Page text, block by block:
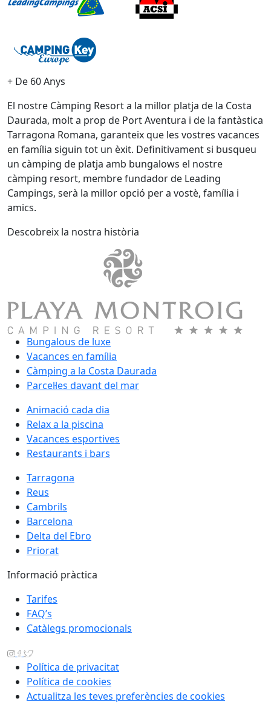
+ De 60 Anys
El nostre Càmping Resort a la millor platja de la Costa
Daurada, molt a prop de Port Aventura i de la fantàstica
Tarragona Romana, garanteix que les vostres vacances
en família siguin tot un èxit. Definitivament si busqueu
un càmping de platja amb bungalows el nostre
càmping resort, membre fundador de Leading
Campings, serà la millor opció per a vostè, família i
amics.
Descobreix la nostra història
Bungalous de luxe
Vacances en família
Càmping a la Costa Daurada
Parcel·les davant del mar
Animació cada dia
Relax a la piscina
Vacances esportives
Restaurants i bars
Tarragona
Reus
Cambrils
Barcelona
Delta del Ebro
Priorat
Informació pràctica
Tarifes
FAQ’s
Catàlegs promocionals
Política de privacitat
Política de cookies
Actualitza les teves preferències de cookies